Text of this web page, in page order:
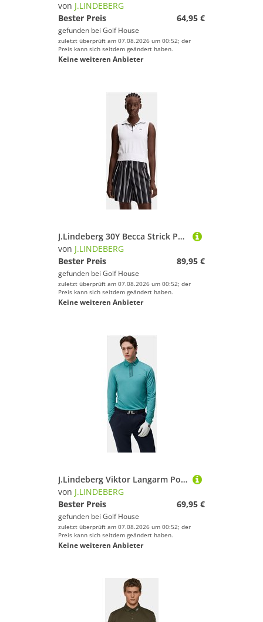
von J.LINDEBERG
Bester Preis
64,95 €
gefunden bei Golf House
zuletzt überprüft am 07.08.2026 um 00:52; der
Preis kann sich seitdem geändert haben.
Keine weiteren Anbieter
J.Lindeberg 30Y Becca Strick Polo weiß
von J.LINDEBERG
Bester Preis
89,95 €
gefunden bei Golf House
zuletzt überprüft am 07.08.2026 um 00:52; der
Preis kann sich seitdem geändert haben.
Keine weiteren Anbieter
J.Lindeberg Viktor Langarm Polo grün
von J.LINDEBERG
Bester Preis
69,95 €
gefunden bei Golf House
zuletzt überprüft am 07.08.2026 um 00:52; der
Preis kann sich seitdem geändert haben.
Keine weiteren Anbieter